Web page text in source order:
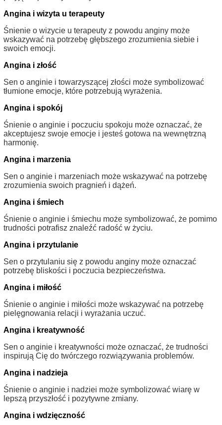
Angina i wizyta u terapeuty
Śnienie o wizycie u terapeuty z powodu anginy może
wskazywać na potrzebę głębszego zrozumienia siebie i
swoich emocji.
Angina i złość
Sen o anginie i towarzyszącej złości może symbolizować
tłumione emocje, które potrzebują wyrażenia.
Angina i spokój
Śnienie o anginie i poczuciu spokoju może oznaczać, że
akceptujesz swoje emocje i jesteś gotowa na wewnętrzną
harmonię.
Angina i marzenia
Sen o anginie i marzeniach może wskazywać na potrzebę
zrozumienia swoich pragnień i dążeń.
Angina i śmiech
Śnienie o anginie i śmiechu może symbolizować, że pomimo
trudności potrafisz znaleźć radość w życiu.
Angina i przytulanie
Sen o przytulaniu się z powodu anginy może oznaczać
potrzebę bliskości i poczucia bezpieczeństwa.
Angina i miłość
Śnienie o anginie i miłości może wskazywać na potrzebę
pielęgnowania relacji i wyrażania uczuć.
Angina i kreatywność
Sen o anginie i kreatywności może oznaczać, że trudności
inspirują Cię do twórczego rozwiązywania problemów.
Angina i nadzieja
Śnienie o anginie i nadziei może symbolizować wiarę w
lepszą przyszłość i pozytywne zmiany.
Angina i wdzięczność